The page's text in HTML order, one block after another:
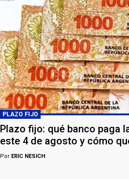
PLAZO FIJO
Plazo fijo: qué banco paga
este 4 de agosto y cómo
Por ERIC NESICH